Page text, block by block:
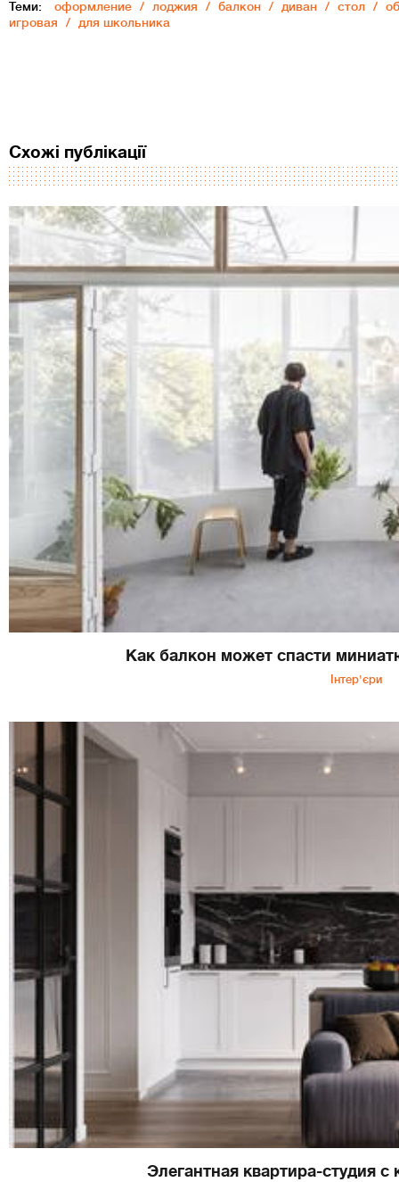
Теми: оформление лоджия балкон диван стол
игровая
для школьника
Схожі публікації
Как балкон может спасти
Інтер'єри
Элегантная квартира-студия